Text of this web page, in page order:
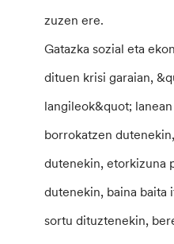
zuzen ere.
Gatazka sozial eta
dituen krisi garaian,
langileok&quot;
borrokatzen
dutenekin, etorkizuna
dutenekin, baina baita
sortu dituztenekin,